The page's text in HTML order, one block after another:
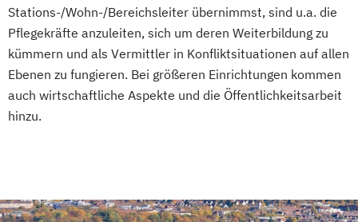
Stations-/Wohn-/Bereichsleiter übernimmst, sind u.a. die
Pflegekräfte anzuleiten, sich um deren Weiterbildung zu
kümmern und als Vermittler in Konfliktsituationen auf allen
Ebenen zu fungieren. Bei größeren Einrichtungen kommen
auch wirtschaftliche Aspekte und die Öffentlichkeitsarbeit
hinzu.